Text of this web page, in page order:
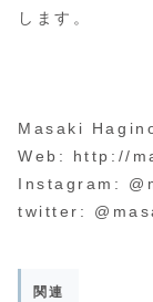
します。
Masaki
Web: http://
Instagram:
twitter:
関連